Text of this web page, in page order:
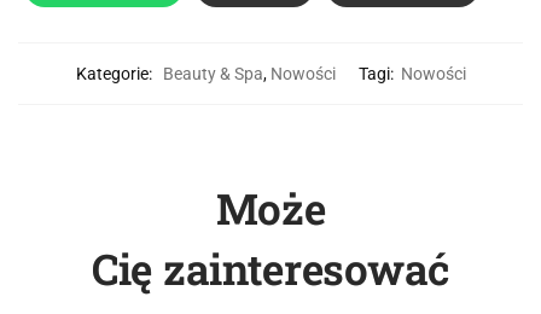
Kategorie: Beauty & Spa, Nowości Tagi: Nowości
Może
Cię zainteresować